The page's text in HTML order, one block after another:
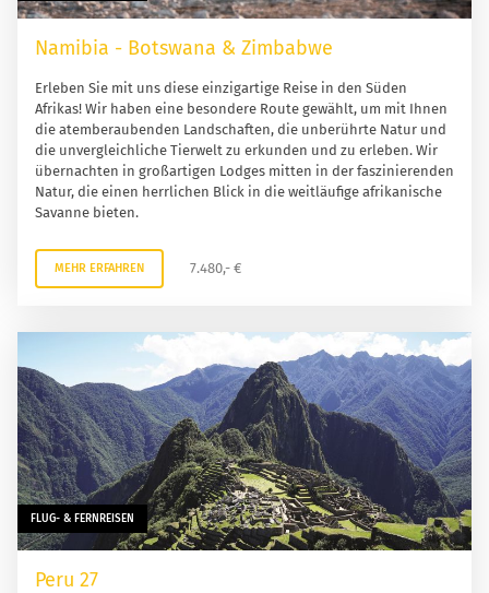
Namibia - Botswana & Zimbabwe
Erleben Sie mit uns diese einzigartige Reise in den Süden
Afrikas! Wir haben eine besondere Route gewählt, um mit Ihnen
die atemberaubenden Landschaften, die unberührte Natur und
die unvergleichliche Tierwelt zu erkunden und zu erleben. Wir
übernachten in großartigen Lodges mitten in der faszinierenden
Natur, die einen herrlichen Blick in die weitläufige afrikanische
Savanne bieten.
MEHR ERFAHREN 7.480,- €
FLUG- & FERNREISEN
Peru 27